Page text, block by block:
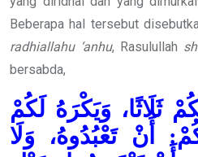
Beberapa hal tersebut
radhiallahu ‘anhu, Rasulullah
bersabda,
ثَلَاثًا، وَيَكْرَهُ لَكُمْ
أَنْ تَعْبُدُوهُ، وَلَا